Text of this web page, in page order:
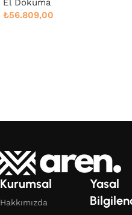
Üzerine Yün El Dokuma
Halı-178×267
Kurumsal
Hakkımızda
Yasal